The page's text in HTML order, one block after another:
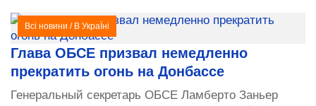
Всі новини / В УкраЇні
Глава ОБСЕ призвал немедленно
прекратить огонь на Донбассе
Генеральный секретарь ОБСЕ Ламберто Заньер